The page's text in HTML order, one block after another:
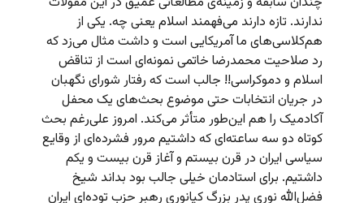
ندارند. تازه دارند می‌فهمند اسلام یعنی چه. یکی از
هم‌کلاسی‌های ما آمریکایی است و داشت مثال می‌زد که
رد صلاحیت محمدرضا خاتمی نمونه‌ای است از تناقض
اسلام و دموکراسی!! جالب است که رفتار شورای نگهبان
در جریان انتخابات حتی موضوع بحث‌های یک محفل
آکادمیک را هم این‌طور متأثر می‌کند. امروز علی‌رغم بحث
کوتاه دو سه ساعته‌ای که داشتیم مرور فشرده‌ای از وقایع
سیاسی ایران در قرن بیستم و آغاز قرن بیست و یکم
داشتیم. برای استادمان خیلی جالب بود بداند شیخ
فضل‌الله نوری پدر بزرگ کیانوری رهبر حزب توده‌ای ایران